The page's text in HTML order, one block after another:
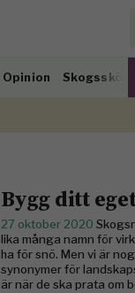
Opinion
Bygg ditt
27 oktober 2020
lika många namn för
ha för snö. Men vi är
synonymer för
är när de ska prata om